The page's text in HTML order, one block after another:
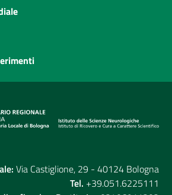
Via Castiglione, 29 - 40124 Bologna
Tel. +39.051.6225111